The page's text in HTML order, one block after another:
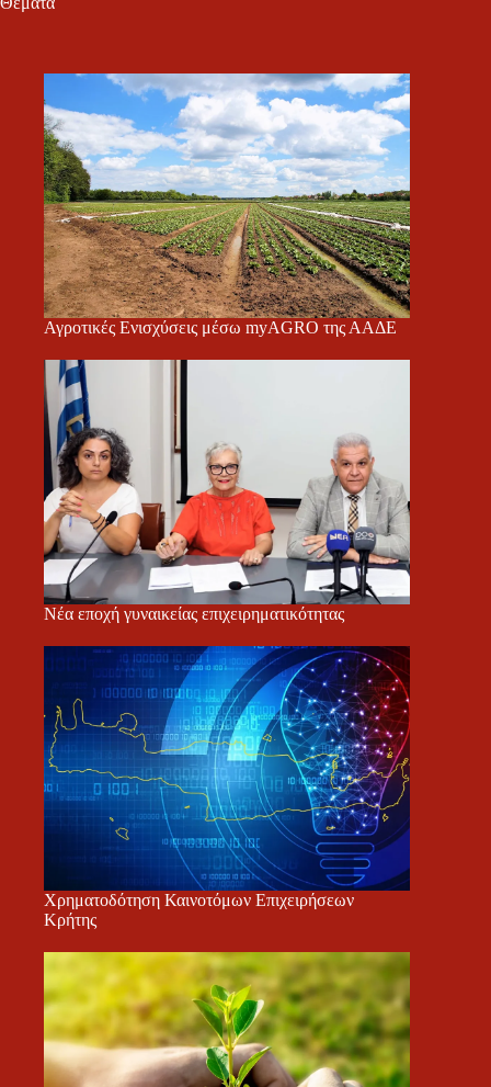
Αγροτικές Ενισχύσεις μέσω myAGRO της ΑΑΔΕ
Νέα εποχή γυναικείας επιχειρηματικότητας
Χρηματοδότηση Καινοτόμων Επιχειρήσεων
Κρήτης